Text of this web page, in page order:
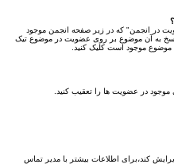
در انجمن" که در زیر صفحه انجمن موجود
به آن موضوع بر روی عضویت در موضوع تیک
موجود است کلیک کنید.
در عضویت ها را تعقیب کنید.
کند،برای اطلاعات بیشتر با مدیر تماس